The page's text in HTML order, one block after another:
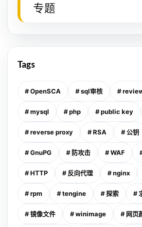
专题
Tags
# OpenSCA # sql审核 #
# mysql # php # public key
# reverse proxy # RSA # 公钥
# GnuPG # 防攻击 # WAF
# HTTP # 反向代理 # nginx
# rpm # tengine # 探索 #
# 镜像文件 # winimage # 网页